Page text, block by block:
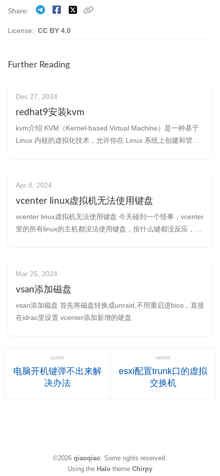
License: CC BY 4.0
Share
Further Reading
Dec 27, 2024
redhat9安装kvm
kvm介绍 KVM（Kernel-based Virtual Machine）是一种基于
Linux 内核的虚拟化技术，允许你在 Linux 系统上创建和管理
Apr 8, 2024
vcenter linux虚拟机无法使用键盘
vcenter linux虚拟机无法使用键盘 今天碰到一个怪事，vcenter
里的所有linux的主机都没法使用键盘，按什么键都没反应，
Mar 25, 2024
vsan添加磁盘
vsan添加磁盘 首先将磁盘转换成unraid,不用重启进bios，直接
在idrac里设置 vcenter添加新增的硬盘
OLDER
电脑开机键弹不出来解
决办法
NEWER
esxi配置trunk口的虚拟
交换机
©2026 qiaoqiao Some rights reserved.
Using the Halo theme Chirpy